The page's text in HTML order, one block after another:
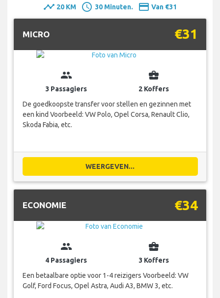
timeline 20 KM schedule 30 Minuten. payment Van €31
MICRO €31
group
3 Passagiers
business_center
2 Koffers
De goedkoopste transfer voor stellen en gezinnen met
een kind Voorbeeld: VW Polo, Opel Corsa, Renault Clio,
Skoda Fabia, etc.
WEERGEVEN...
ECONOMIE €34
group
4 Passagiers
business_center
3 Koffers
Een betaalbare optie voor 1-4 reizigers Voorbeeld: VW
Golf, Ford Focus, Opel Astra, Audi A3, BMW 3, etc.